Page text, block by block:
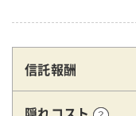
信託報酬